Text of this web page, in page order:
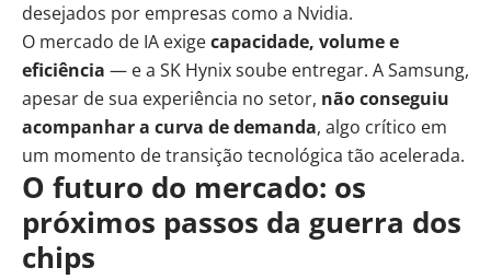
desejados por empresas como a Nvidia.
O mercado de IA exigecapacidade, volume e
eficiência — e a SK Hynix soube entregar. A Samsung,
apesar de sua experiência no setor, não conseguiu
acompanhar a curva de demanda, algo crítico em
um momento de transição tecnológica tão acelerada.
O futuro do mercado: os
próximos passos da guerra dos
chips